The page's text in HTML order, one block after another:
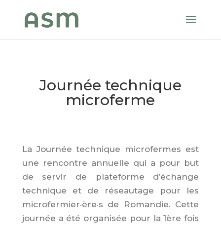
Journée technique
microferme
La Journée technique microfermes est
une rencontre annuelle qui a pour but
de servir de plateforme d’échange
technique et de réseautage pour les
microfermier·ère·s de Romandie. Cette
journée a été organisée pour la 1ère fois